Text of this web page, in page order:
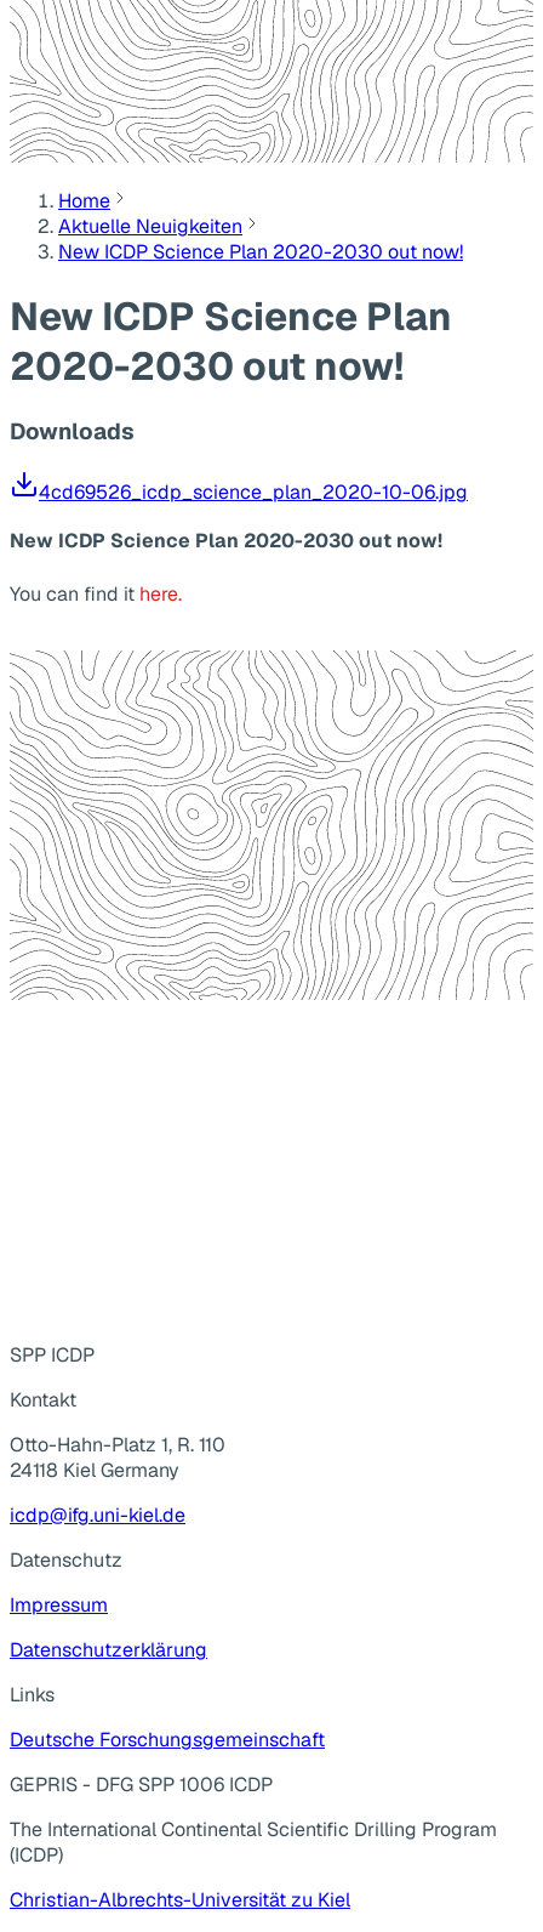
Home
Aktuelle Neuigkeiten
New ICDP Science Plan 2020-2030 out now!
New ICDP Science Plan
2020-2030 out now!
Downloads
4cd69526_icdp_science_plan_2020-10-06.jpg
New ICDP Science Plan 2020-2030 out now!
You can find it here.
SPP ICDP
Kontakt
Otto-Hahn-Platz 1, R. 110
24118 Kiel Germany
icdp@ifg.uni-kiel.de
Datenschutz
Impressum
Datenschutzerklärung
Links
Deutsche Forschungsgemeinschaft
GEPRIS - DFG SPP 1006 ICDP
The International Continental Scientific Drilling Program
(ICDP)
Christian-Albrechts-Universität zu Kiel